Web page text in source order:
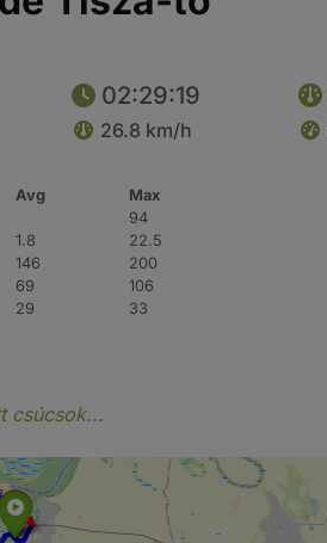
02:29:19
26.8 km/h
Avg
Max
94
1.8
22.5
146
200
69
106
29 33
csúcsok...